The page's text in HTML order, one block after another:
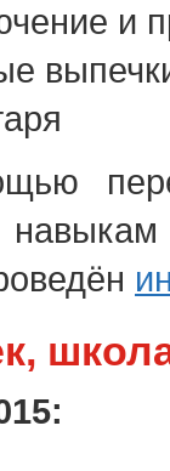
и
навыкам